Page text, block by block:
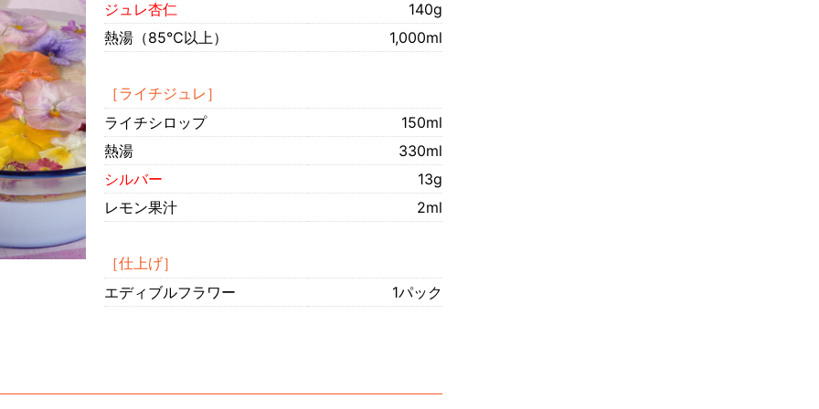
ジュレ杏仁
140g
熱湯（85℃以上）
1,000ml
［ライチジュレ］
ライチシロップ
150ml
熱湯
330ml
シルバー
13g
レモン果汁
2ml
［仕上げ］
エディブルフラワー
1パック